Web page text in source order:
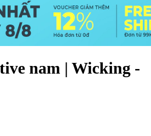
nam | Wicking -